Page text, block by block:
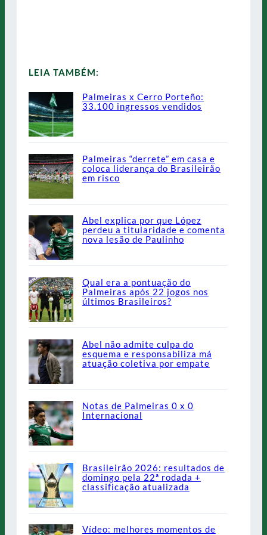
LEIA TAMBÉM:
Palmeiras x Cerro Porteño:
33.100 ingressos vendidos
Palmeiras “derrete” em casa e
coloca liderança do Brasileirão
em risco
Abel explica por que López
perdeu a titularidade e comenta
nova lesão de Paulinho
Qual era a pontuação do
Palmeiras após 22 jogos nos
últimos Brasileiros?
Abel não admite culpa do
esquema e responsabiliza má
atuação coletiva por empate
Notas de Palmeiras 0 x 0
Internacional
Brasileirão 2026: resultados de
domingo pela 22ª rodada +
classificação atualizada
Vídeo: melhores momentos de